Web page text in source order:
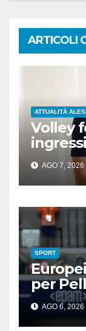
ARTICOLI
ATTUALITÀ
Volley
AGO 7, 2026
SPORT
per
trionfo
AGO 6, 2026